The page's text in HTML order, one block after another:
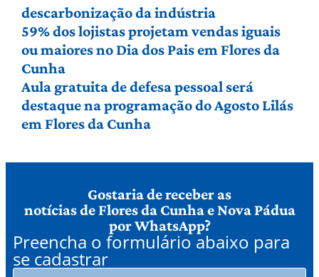
descarbonização da indústria
59% dos lojistas projetam vendas iguais
ou maiores no Dia dos Pais em Flores da
Cunha
Aula gratuita de defesa pessoal será
destaque na programação do Agosto Lilás
em Flores da Cunha
Gostaria de receber as
notícias de Flores da Cunha e Nova Pádua
por WhatsApp?
Preencha o formulário abaixo para
se cadastrar